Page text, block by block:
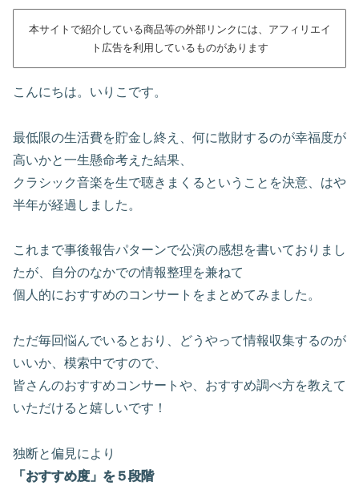
本サイトで紹介している商品等の外部リンクには、アフィリエイ
ト広告を利用しているものがあります
こんにちは。いりこです。
最低限の生活費を貯金し終え、何に散財するのが幸福度が
高いかと一生懸命考えた結果、
クラシック音楽を生で聴きまくるということを決意、はや
半年が経過しました。
これまで事後報告パターンで公演の感想を書いておりまし
たが、自分のなかでの情報整理を兼ねて
個人的におすすめのコンサートをまとめてみました。
ただ毎回悩んでいるとおり、どうやって情報収集するのが
いいか、模索中ですので、
皆さんのおすすめコンサートや、おすすめ調べ方を教えて
いただけると嬉しいです！
独断と偏見により
「おすすめ度」を５段階